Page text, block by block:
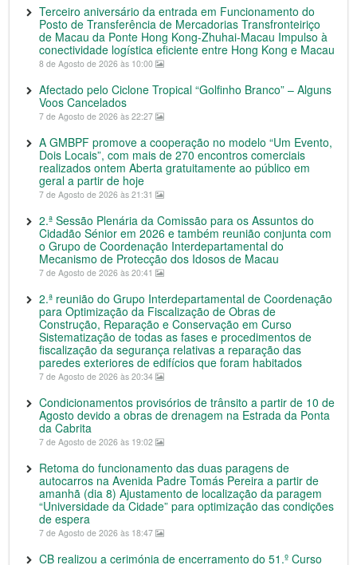
Terceiro aniversário da entrada em Funcionamento do
Posto de Transferência de Mercadorias Transfronteiriço
de Macau da Ponte Hong Kong-Zhuhai-Macau Impulso à
conectividade logística eficiente entre Hong Kong e Macau
8 de Agosto de 2026 às 10:00
Afectado pelo Ciclone Tropical “Golfinho Branco” – Alguns
Voos Cancelados
7 de Agosto de 2026 às 22:27
A GMBPF promove a cooperação no modelo “Um Evento,
Dois Locais”, com mais de 270 encontros comerciais
realizados ontem Aberta gratuitamente ao público em
geral a partir de hoje
7 de Agosto de 2026 às 21:31
2.ª Sessão Plenária da Comissão para os Assuntos do
Cidadão Sénior em 2026 e também reunião conjunta com
o Grupo de Coordenação Interdepartamental do
Mecanismo de Protecção dos Idosos de Macau
7 de Agosto de 2026 às 20:41
2.ª reunião do Grupo Interdepartamental de Coordenação
para Optimização da Fiscalização de Obras de
Construção, Reparação e Conservação em Curso
Sistematização de todas as fases e procedimentos de
fiscalização da segurança relativas a reparação das
paredes exteriores de edifícios que foram habitados
7 de Agosto de 2026 às 20:34
Condicionamentos provisórios de trânsito a partir de 10 de
Agosto devido a obras de drenagem na Estrada da Ponta
da Cabrita
7 de Agosto de 2026 às 19:02
Retoma do funcionamento das duas paragens de
autocarros na Avenida Padre Tomás Pereira a partir de
amanhã (dia 8) Ajustamento de localização da paragem
“Universidade da Cidade” para optimização das condições
de espera
7 de Agosto de 2026 às 18:47
CB realizou a cerimónia de encerramento do 51.º Curso